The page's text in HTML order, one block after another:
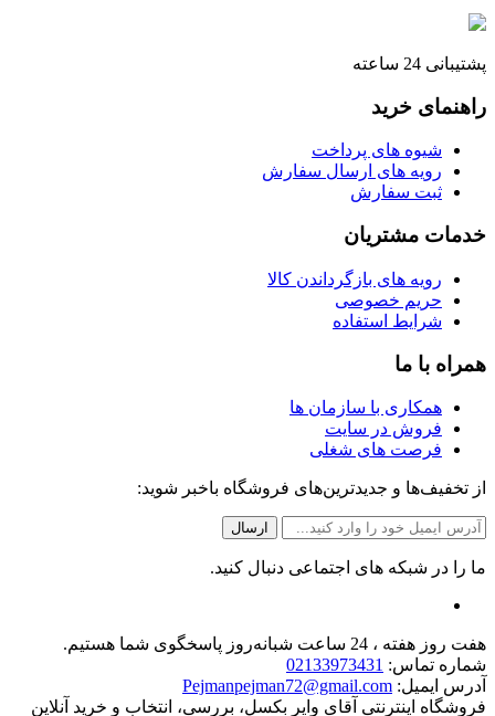
پشتیبانی 24 ساعته
راهنمای خرید
شیوه های پرداخت
رویه های ارسال سفارش
ثبت سفارش
خدمات مشتریان
رویه های بازگرداندن کالا
حریم خصوصی
شرایط استفاده
همراه با ما
همکاری با سازمان ها
فروش در سایت
فرصت های شغلی
از تخفیف‌ها و جدیدترین‌های فروشگاه باخبر شوید:
ما را در شبکه های اجتماعی دنبال کنید.
هفت روز هفته ، 24 ساعت شبانه‌روز پاسخگوی شما هستیم.
شماره تماس: 02133973431
آدرس ایمیل: Pejmanpejman72@gmail.com
فروشگاه اینترنتی آقای وایر بکسل، بررسی، انتخاب و خرید آنلاین